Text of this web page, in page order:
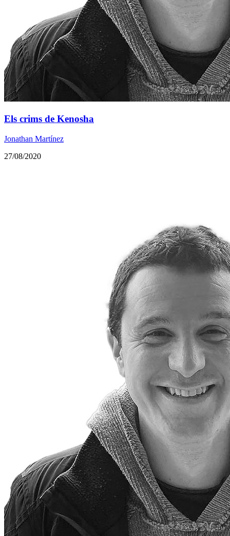
Els crims de Kenosha
Jonathan Martínez
27/08/2020